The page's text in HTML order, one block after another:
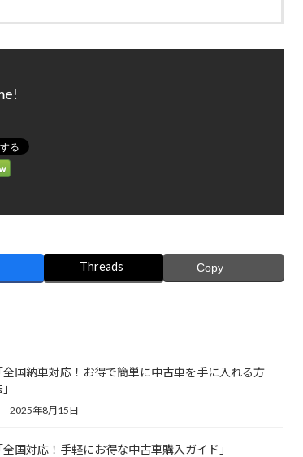
Threads Copy
全国納車対応！お得で簡単に中古車を手に入れる方
2025年8月15日
全国対応！手軽にお得な中古車購入ガイド」